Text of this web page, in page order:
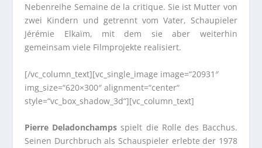
Nebenreihe Semaine de la critique. Sie ist Mutter von
zwei Kindern und getrennt vom Vater, Schaupieler
Jérémie Elkaïm, mit dem sie aber weiterhin
gemeinsam viele Filmprojekte realisiert.
[/vc_column_text][vc_single_image image=“20931″
img_size=“620×300″ alignment=“center“
style=“vc_box_shadow_3d“][vc_column_text]
Pierre Deladonchamps spielt die Rolle des Bacchus.
Seinen Durchbruch als Schauspieler erlebte der 1978